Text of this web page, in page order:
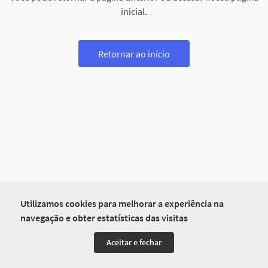
Utilizamos cookies para melhorar a experiência na
navegação e obter estatísticas das visitas
Aceitar e fechar
inicial.
Retornar ao início